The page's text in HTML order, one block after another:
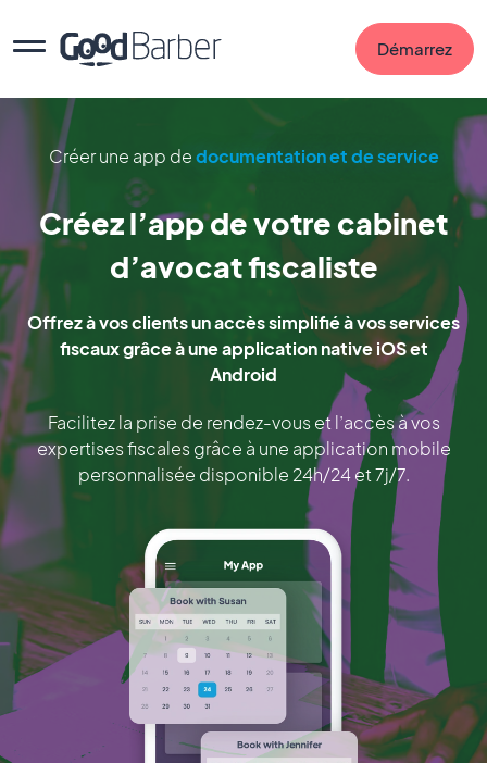
Démarrez
Créer une app dedocumentation et de service
Créez l’app de votre cabinet
d’avocat fiscaliste
Offrez à vos clients un accès simplifié à vos services
fiscaux grâce à une application native iOS et
Android
Facilitez la prise de rendez-vous et l’accès à vos
expertises fiscales grâce à une application mobile
personnalisée disponible 24h/24 et 7j/7.